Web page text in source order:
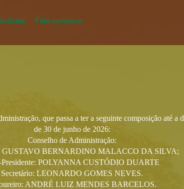
Fale conosco
que passa a ter a seguinte composição até a
de 30 de junho de 2026:
Conselho de Administração:
GUSTAVO BERNARDINO MALACCO DA SILVA;
Presidente: POLYANNA CUSTÓDIO DUARTE
Secretário: LEONARDO GOMES NEVES.
ANDRÉ LUIZ MENDES BARCELOS.